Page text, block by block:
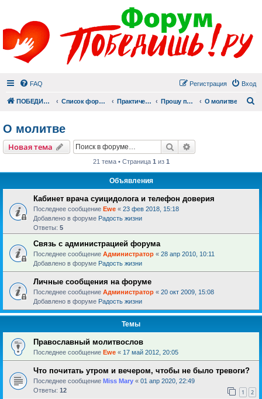
FAQ Вход
Регистрация
ПОБЕДИШЬ.РУ Список форумов Практический раздел Прошу помолиться О молитве
О молитве
Новая тема Поиск
21 тема • Страница 1 из 1
Объявления
Кабинет врача суицидолога и телефон доверия
Последнее сообщение Ewe « 23 фев 2018, 15:18
Добавлено в форуме Радость жизни
Ответы: 5
Связь с администрацией форума
Последнее сообщение Администратор « 28 апр 2010, 10:11
Добавлено в форуме Радость жизни
Личные сообщения на форуме
Последнее сообщение Администратор « 20 окт 2009, 15:08
Добавлено в форуме Радость жизни
Темы
Православный молитвослов
Последнее сообщение Ewe « 17 май 2012, 20:05
Что почитать утром и вечером, чтобы не было тревоги?
Последнее сообщение Miss Mary « 01 апр 2020, 22:49
Ответы: 12 1 2